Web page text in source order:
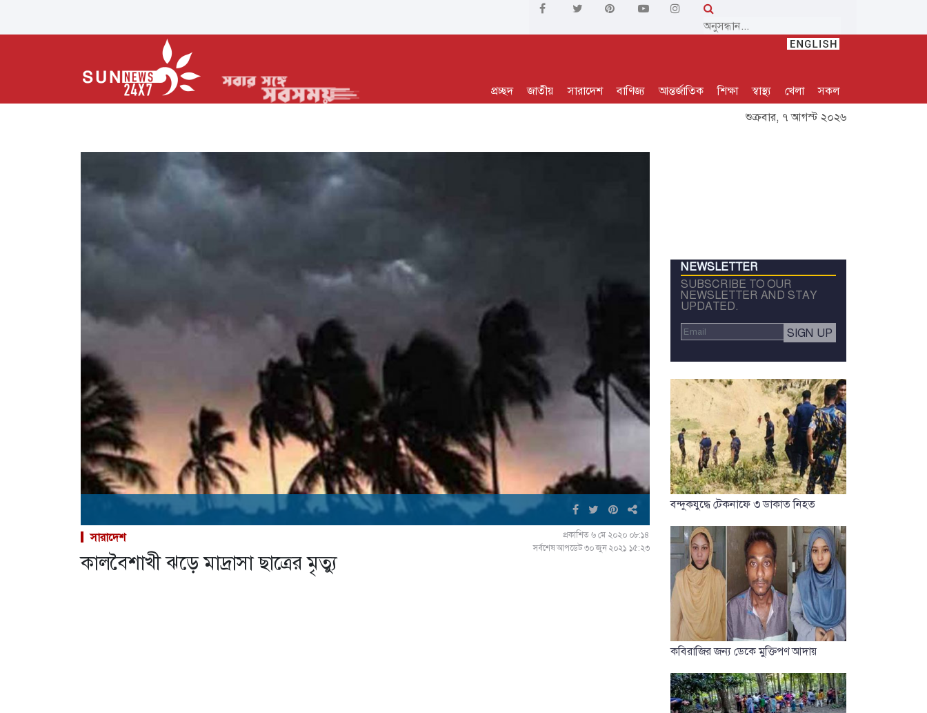
প্রচ্ছদ জাতীয় সারাদেশ বাণিজ্য আন্তর্জাতিক শিক্ষা স্বাস্থ্য খেলা
সকল
শুক্রবার, ৭ আগস্ট ২০২৬
সারাদেশ
প্রকাশিত ৬ মে ২০২০ ০৮:১৪
সর্বশেষ আপডেট ৩০ জুন ২০২১ ১৫:২৩
কালবৈশাখী ঝড়ে মাদ্রাসা ছাত্রের মৃত্যু
NEWSLETTER
SUBSCRIBE TO OUR
NEWSLETTER AND STAY
UPDATED.
বন্দুকযুদ্ধে টেকনাফে ৩ ডাকাত নিহত
কবিরাজির জন্য ডেকে মুক্তিপণ আদায়